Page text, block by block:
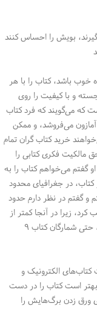
بویش را احساس کنند
باشد، کتاب را با هر
و با کیفیت را روی
که می‌گویند که فرد کتاب
آمازون می‌فروشد، و ممکن
خرید کتاب گران تمام
مالکیت فکری کتابی را
گفتم می‌خواهم کتاب را به
در جغرافیای محدود
و گفتم در نظر دارم حدود
کرد، زیرا در آنجا کمتر از
سه میلیون و دو میلیون نسخه کتاب منتشر نمی‌شود، حتی شمارگان کتاب ۹
الکترونیک و
بهتر است کتاب را در دست
ورق زدن برگ‌هایش را